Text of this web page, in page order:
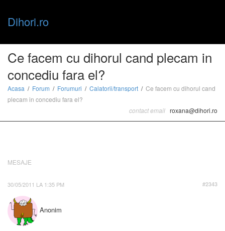
Dihori.ro
Ce facem cu dihorul cand plecam in
concediu fara el?
Acasa Forum Forumuri Calatorii/transport
Ce facem cu dihorul cand
plecam in concediu fara el?
contact email roxana@dihori.ro
MESAJE
30/05/2011 LA 1:35 PM #2343
Anonim